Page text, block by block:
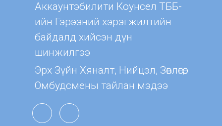
Aккаунтэбилити Коунсел ТББ-
ийн Гэрээний хэрэгжилтийн
байдалд хийсэн дүн
шинжилгээ
Эрх Зүйн Хяналт, Нийцэл, Зөвлөгөө,
Омбудсмены тайлан мэдээ